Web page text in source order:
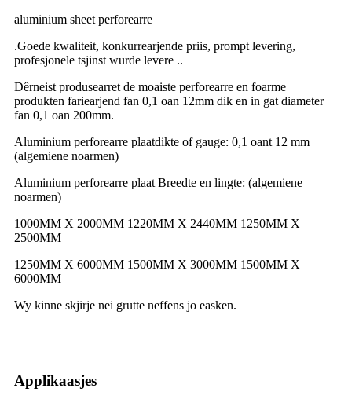
aluminium sheet perforearre
.Goede kwaliteit, konkurrearjende priis, prompt levering,
profesjonele tsjinst wurde levere ..
Dêrneist produsearret de moaiste perforearre en foarme
produkten fariearjend fan 0,1 oan 12mm dik en in gat diameter
fan 0,1 oan 200mm.
Aluminium perforearre plaatdikte of gauge: 0,1 oant 12 mm
(algemiene noarmen)
Aluminium perforearre plaat Breedte en lingte: (algemiene
noarmen)
1000MM X 2000MM 1220MM X 2440MM 1250MM X
2500MM
1250MM X 6000MM 1500MM X 3000MM 1500MM X
6000MM
Wy kinne skjirje nei grutte neffens jo easken.
Applikaasjes